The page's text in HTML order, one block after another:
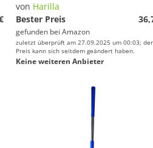
von Harilla
Bester Preis
gefunden bei Amazon
zuletzt überprüft am 27.09.2025 um 00:03; der
Preis kann sich seitdem geändert haben.
Keine weiteren Anbieter